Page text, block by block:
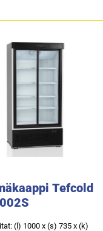
Tefcold
(l) 1000 x (s) 735 x (k)